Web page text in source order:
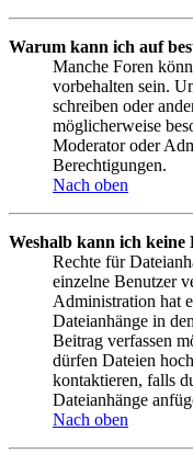
Warum kann ich auf
Manche Foren
vorbehalten sein.
schreiben oder
möglicherweise
Moderator oder
Berechtigungen.
Nach oben
Weshalb kann ich keine
Rechte für
einzelne Benutzer
Administration hat
Dateianhänge in
Beitrag verfassen
dürfen Dateien
kontaktieren, falls
Dateianhänge
Nach oben